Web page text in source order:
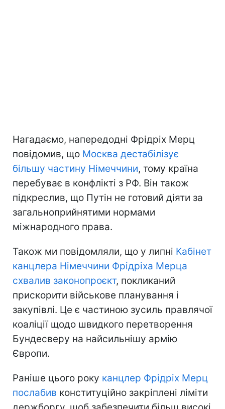
Нагадаємо, напередодні Фрідріх Мерц
повідомив, що Москва дестабілізує
більшу частину Німеччини, тому країна
перебуває в конфлікті з РФ. Він також
підкреслив, що Путін не готовий діяти за
загальноприйнятими нормами
міжнародного права.
Також ми повідомляли, що у липні Кабінет
канцлера Німеччини Фрідріха Мерца
схвалив законопроєкт, покликаний
прискорити військове планування і
закупівлі. Це є частиною зусиль правлячої
коаліції щодо швидкого перетворення
Бундесверу на найсильнішу армію
Європи.
Раніше цього року канцлер Фрідріх Мерц
послабив конституційно закріплені ліміти